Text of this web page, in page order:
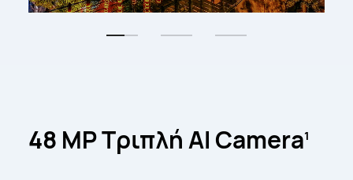
48 MP ΤριπλήAI Camera1